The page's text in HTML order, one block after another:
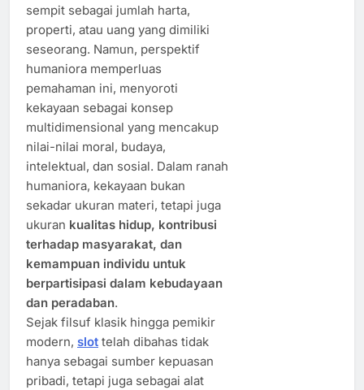
sempit sebagai jumlah harta,
properti, atau uang yang dimiliki
seseorang. Namun, perspektif
humaniora memperluas
pemahaman ini, menyoroti
kekayaan sebagai konsep
multidimensional yang mencakup
nilai-nilai moral, budaya,
intelektual, dan sosial. Dalam ranah
humaniora, kekayaan bukan
sekadar ukuran materi, tetapi juga
ukuran kualitas hidup, kontribusi
terhadap masyarakat, dan
kemampuan individu untuk
berpartisipasi dalam kebudayaan
dan peradaban.
Sejak filsuf klasik hingga pemikir
modern, slot telah dibahas tidak
hanya sebagai sumber kepuasan
pribadi, tetapi juga sebagai alat